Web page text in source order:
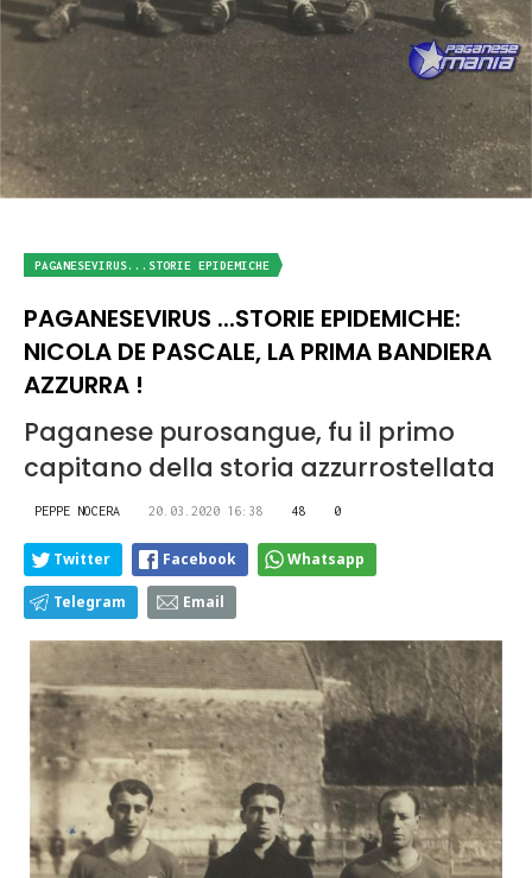
PAGANESEVIRUS...STORIE EPIDEMICHE
PAGANESEVIRUS ...STORIE EPIDEMICHE:
NICOLA DE PASCALE, LA PRIMA BANDIERA
AZZURRA !
Paganese purosangue, fu il primo
capitano della storia azzurrostellata
PEPPE NOCERA 20.03.2020 16:38 48 0
Twitter Facebook Whatsapp
Telegram Email